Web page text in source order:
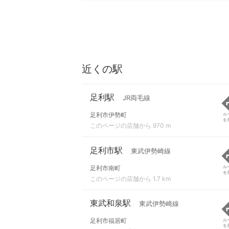
近くの駅
足利駅 JR両毛線
足利市伊勢町
このページの店舗から 970 m
ル
を
足利市駅 東武伊勢崎線
足利市南町
このページの店舗から 1.7 km
ル
を
東武和泉駅 東武伊勢崎線
足利市福居町
ル
を